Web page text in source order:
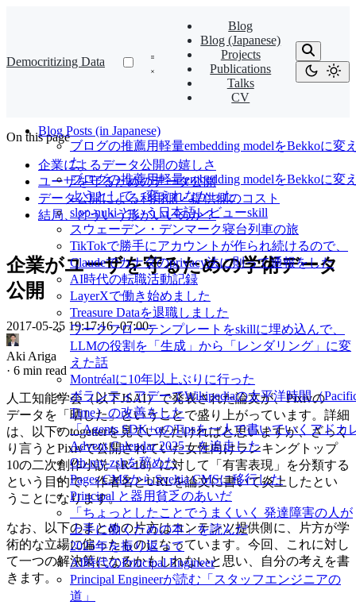
Democritizing Data
Blog
Blog (Japanese)
Projects
Publications
Talks
CV
Blog Posts (in Japanese)
ブログの推薦用軽量embedding modelをBekkoに変
た
ブログの推薦用軽量embedding modelをBekkoに変
ようとして、変えれなかった
slop-nuki という日本語レビューskill
スウェーデン・デンマーク寝台列車の旅
TikTokで勝手にアカウントが作られ続けるので、
Claudeでカナダのprivacy法に則って通報をした
AI時代の転職活動記録
LayerXで働き始めました
Treasure Dataを退職しました
ワークフローテンプレートをskillに埋め込んで、
LLMの役割を「生成」から「レンダリング」に変
えた話
Montréalに10年以上ぶりに行った
ボランティアデーでWikipediaの太平洋時間（
Time）の改善をした
「Agents SDK+αのTipsを一人で書いていくアドカ
Advent Calendar 2025」を追走した
Oh-my-zshを辞めた
Pages CMSからSveltia CMSに移行した
Principal と器用貧乏のあいだ
「ちょっとしたことでうまくいく 発達障害の人が
上手に働くための本」を読んだ
2025年を振り返って
AI時代のPrincipal Engineer
Principal Engineerが読む「スタッフエンジニアの
道」
On this page
企業によるデータ公開の嬉しさ
ユーザを守るためのデータ公開
データ公開による利用側・提供側のコスト
結局、どういう形がいいのか？
企業がユーザを守るための学術データ
公開
2017-05-25 19:17:16 -07:00·
Aki Ariga
· 6 min read
人工知能学会（以下JSAI）で発表された論文が、Pixivの
データを「晒した」ということで盛り上がっています。詳細
は、以下のtogetterを見ていただければと思いますが、ざっく
り言うとPixivで公開されていた女性向けランキングトップ
10の二次創作小説（R-18）に対して「有害表現」を分類する
という目的で、作者名とURLを論文に書いて炎上したとい
うことになります。
なお、以下のまとめの片方はコンテンツ提供側に、片方が学
術的な立場に偏ったものになっています。今回、これに対し
て一つの解決策になるかもしれないと思い、自分の考えを書
きます。